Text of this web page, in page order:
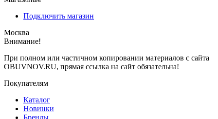
Подключить магазин
Москва
Внимание!
При полном или частичном копировании материалов с сайта
OBUVNOV.RU, прямая ссылка на сайт обязательна!
Покупателям
Каталог
Новинки